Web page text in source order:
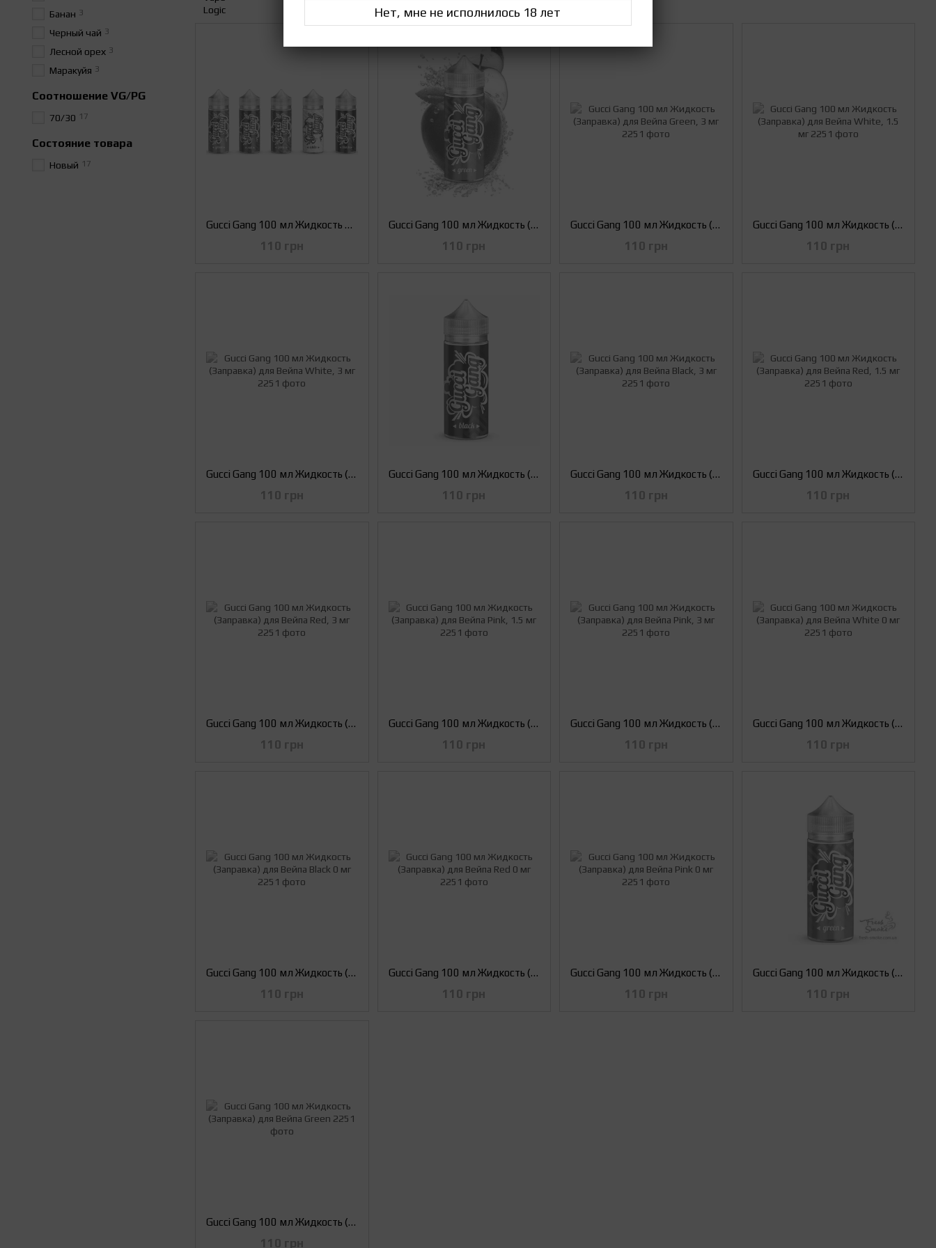
Gucci Gang 100 мл Жидкость для Электронных Сигарет (Жижа/Заправка для вейпа)
110 грн
Gucci Gang 100 мл Жидкость (Заправка) для Вейпа Green, 1.5 мг
110 грн
Gucci Gang 100 мл Жидкость (Заправка) для Вейпа Green, 3 мг
110 грн
Gucci Gang 100 мл Жидкость (Заправка) для Вейпа White, 1.5 мг
110 грн
Gucci Gang 100 мл Жидкость (Заправка) для Вейпа White, 3 мг
110 грн
Gucci Gang 100 мл Жидкость (Заправка) для Вейпа Black, 1.5 мг
110 грн
Gucci Gang 100 мл Жидкость (Заправка) для Вейпа Black, 3 мг
110 грн
Gucci Gang 100 мл Жидкость (Заправка) для Вейпа Red, 1.5 мг
110 грн
Gucci Gang 100 мл Жидкость (Заправка) для Вейпа Red, 3 мг
110 грн
Gucci Gang 100 мл Жидкость (Заправка) для Вейпа Pink, 1.5 мг
110 грн
Gucci Gang 100 мл Жидкость (Заправка) для Вейпа Pink, 3 мг
110 грн
Gucci Gang 100 мл Жидкость (Заправка) для Вейпа White 0 мг
110 грн
Gucci Gang 100 мл Жидкость (Заправка) для Вейпа Black 0 мг
110 грн
Gucci Gang 100 мл Жидкость (Заправка) для Вейпа Red 0 мг
110 грн
Gucci Gang 100 мл Жидкость (Заправка) для Вейпа Pink 0 мг
110 грн
Gucci Gang 100 мл Жидкость (Заправка) для Вейпа Green, 0 мг
110 грн
Gucci Gang 100 мл Жидкость (Заправка) для Вейпа Green
110 грн
Банан 3
Черный чай 3
Лесной орех 3
Маракуйя 3
Соотношение VG/PG
70/30 17
Состояние товара
Новый 17
Нет, мне не исполнилось 18 лет